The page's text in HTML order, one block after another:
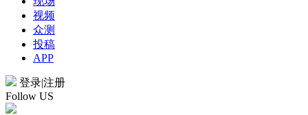
视频
众测
投稿
APP
登录|注册
Follow US